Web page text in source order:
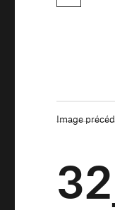
Image